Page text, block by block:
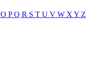
O PQ R S T U V W X Y Z